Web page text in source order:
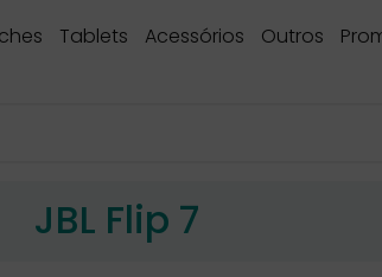
Tablets Acessórios Outros
JBL Flip 7